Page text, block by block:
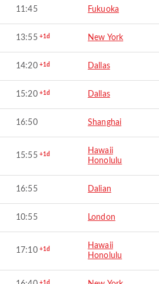
11:45 Fukuoka
13:55 +1d New York
14:20 +1d Dallas
15:20 +1d Dallas
16:50 Shanghai
15:55 +1d
Hawaii
Honolulu
16:55 Dalian
10:55 London
17:10 +1d
Hawaii
Honolulu